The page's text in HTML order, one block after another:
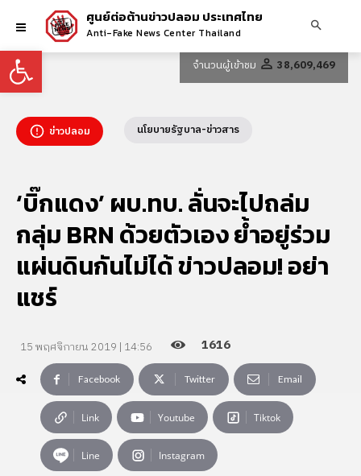
Open toolbar
ศูนย์ต่อต้านข่าวปลอม ประเทศไทย
Anti-Fake News Center Thailand
จำนวนผู้เข้าชม 38,609,469
ข่าวปลอม นโยบายรัฐบาล-ข่าวสาร
‘บิ๊กแดง’ ผบ.ทบ. ลั่นจะไปถล่ม
กลุ่ม BRN ด้วยตัวเอง ย้ำอยู่ร่วม
แผ่นดินกันไม่ได้ ข่าวปลอม! อย่า
แชร์
15 พฤศจิกายน 2019 | 14:56 1616
Facebook Twitter Email
Link Youtube Tiktok
Line Instagram